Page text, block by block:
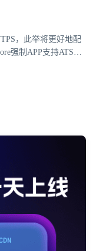
，此举将更好地配
强制APP支持ATS要